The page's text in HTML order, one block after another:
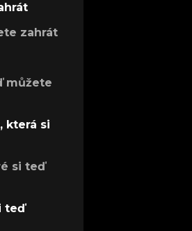
zahrát
můžete
která si
si teď
teď